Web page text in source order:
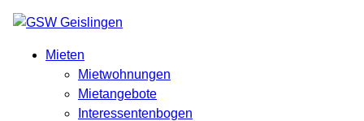
Mieten
Mietwohnungen
Mietangebote
Interessentenbogen